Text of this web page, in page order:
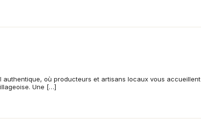
où producteurs et artisans locaux vous accueillent
Une […]